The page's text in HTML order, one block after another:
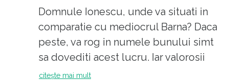
Domnule Ionescu, unde va situati in
comparatie cu mediocrul Barna? Daca
peste, va rog in numele bunului simt
sa dovediti acest lucru. Iar valorosii
partidului se vad acolo unde nu se
citește mai mult